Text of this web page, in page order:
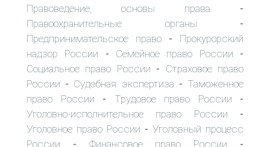
Правоведение, основы права -
Правоохранительные органы -
Предпринимательское право - Прокурорский
надзор России - Семейное право России -
Социальное право России - Страховое право
России - Судебная экспертиза - Таможенное
право России - Трудовое право России -
Уголовно-исполнительное право России -
Уголовное право России - Уголовный процесс
России - Финансовое право России -